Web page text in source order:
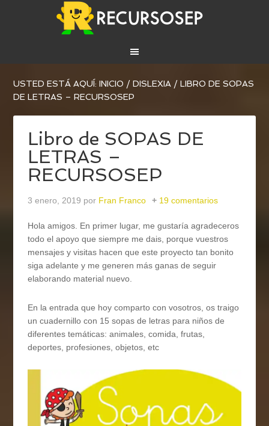
USTED ESTÁ AQUÍ:INICIO / DISLEXIA / LIBRO DE SOPAS
DE LETRAS – RECURSOSEP
Libro de SOPAS DE
LETRAS –
RECURSOSEP
3 enero, 2019 por Fran Franco 19 comentarios
Hola amigos. En primer lugar, me gustaría agradeceros
todo el apoyo que siempre me dais, porque vuestros
mensajes y visitas hacen que este proyecto tan bonito
siga adelante y me generen más ganas de seguir
elaborando material nuevo.
En la entrada que hoy comparto con vosotros, os traigo
un cuadernillo con 15 sopas de letras para niños de
diferentes temáticas: animales, comida, frutas,
deportes, profesiones, objetos, etc